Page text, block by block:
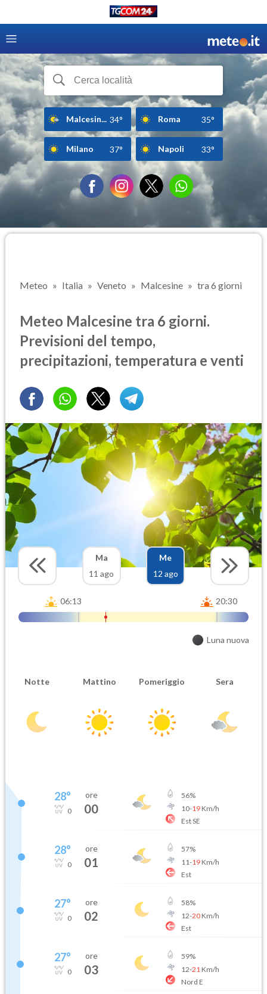
Malcesin... 34° Roma 35°
Milano 37° Napoli 33°
Meteo Italia Veneto Malcesine tra 6 giorni
Meteo Malcesine tra 6 giorni.
Previsioni del tempo,
precipitazioni, temperatura e venti
Ma
11 ago
Me
12 ago
06:13 20:30
Luna nuova
Notte Mattino Pomeriggio Sera
28°
0
ore
00
56%
10-19Km/h
Est SE
28°
0
ore
01
57%
11-19Km/h
Est
27°
0
ore
02
58%
12-20Km/h
Est
27°
0
ore
03
59%
12-21 Km/h
Nord E